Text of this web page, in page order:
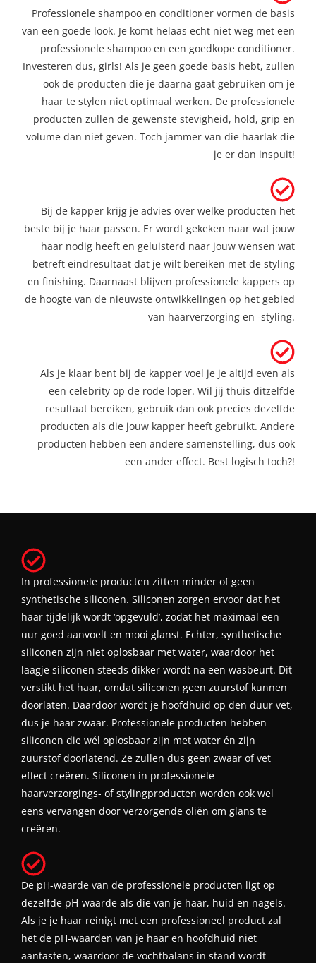
Professionele shampoo en conditioner vormen de basis
van een goede look. Je komt helaas echt niet weg met een
professionele shampoo en een goedkope conditioner.
Investeren dus, girls! Als je geen goede basis hebt, zullen
ook de producten die je daarna gaat gebruiken om je
haar te stylen niet optimaal werken. De professionele
producten zullen de gewenste stevigheid, hold, grip en
volume dan niet geven. Toch jammer van die haarlak die
je er dan inspuit!
Bij de kapper krijg je advies over welke producten het
beste bij je haar passen. Er wordt gekeken naar wat jouw
haar nodig heeft en geluisterd naar jouw wensen wat
betreft eindresultaat dat je wilt bereiken met de styling
en finishing. Daarnaast blijven professionele kappers op
de hoogte van de nieuwste ontwikkelingen op het gebied
van haarverzorging en -styling.
Als je klaar bent bij de kapper voel je je altijd even als
een celebrity op de rode loper. Wil jij thuis ditzelfde
resultaat bereiken, gebruik dan ook precies dezelfde
producten als die jouw kapper heeft gebruikt. Andere
producten hebben een andere samenstelling, dus ook
een ander effect. Best logisch toch?!
In professionele producten zitten minder of geen
synthetische siliconen. Siliconen zorgen ervoor dat het
haar tijdelijk wordt ‘opgevuld’, zodat het maximaal een
uur goed aanvoelt en mooi glanst. Echter, synthetische
siliconen zijn niet oplosbaar met water, waardoor het
laagje siliconen steeds dikker wordt na een wasbeurt. Dit
verstikt het haar, omdat siliconen geen zuurstof kunnen
doorlaten. Daardoor wordt je hoofdhuid op den duur vet,
dus je haar zwaar. Professionele producten hebben
siliconen die wél oplosbaar zijn met water én zijn
zuurstof doorlatend. Ze zullen dus geen zwaar of vet
effect creëren. Siliconen in professionele
haarverzorgings- of stylingproducten worden ook wel
eens vervangen door verzorgende oliën om glans te
creëren.
De pH-waarde van de professionele producten ligt op
dezelfde pH-waarde als die van je haar, huid en nagels.
Als je je haar reinigt met een professioneel product zal
het de pH-waarden van je haar en hoofdhuid niet
aantasten, waardoor de vochtbalans in stand wordt